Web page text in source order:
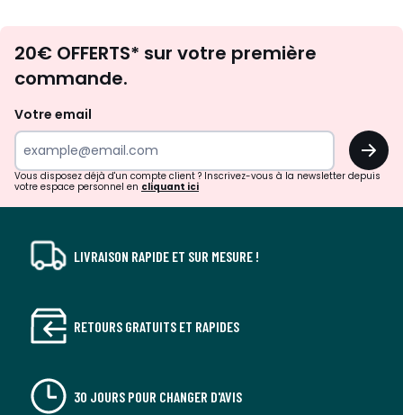
d'inspirations
surprises?
20€ OFFERTS* sur votre première
commande.
Votre email
OK
Vous disposez déjà d'un compte client ? Inscrivez-vous à la newsletter depuis
votre espace personnel en cliquant ici
LIVRAISON RAPIDE ET SUR MESURE !
RETOURS GRATUITS ET RAPIDES
30 JOURS POUR CHANGER D'AVIS